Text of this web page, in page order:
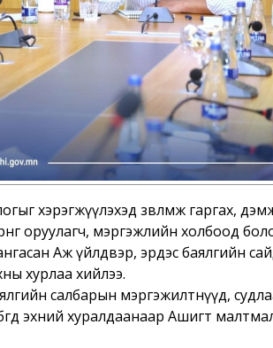
хэрэгжүүлэхэд зөвлөмж гаргах,
оруулагч, мэргэжлийн холбоод
Аж үйлдвэр, эрдэс баялгийн
хурлаа хийлээ.
салбарын мэргэжилтнүүд,
эхний хуралдаанаар Ашигт